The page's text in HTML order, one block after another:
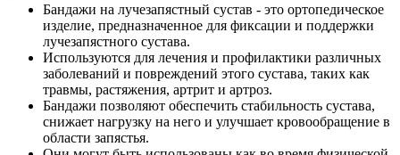
Бандажи на лучезапястный сустав - это ортопедическое
изделие, предназначенное для фиксации и поддержки
лучезапястного сустава.
Используются для лечения и профилактики различных
заболеваний и повреждений этого сустава, таких как
травмы, растяжения, артрит и артроз.
Бандажи позволяют обеспечить стабильность сустава,
снижает нагрузку на него и улучшает кровообращение в
области запястья.